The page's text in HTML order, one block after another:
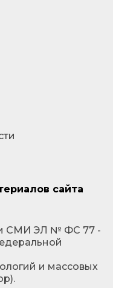
сайта
СМИ ЭЛ № ФС 77 -
и массовых